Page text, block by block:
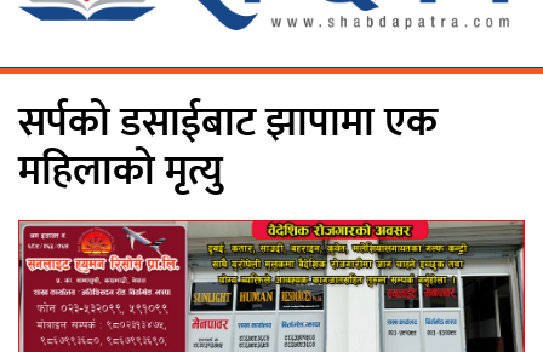
सर्पको डसाईबाट झापामा एक
महिलाको मृत्यु